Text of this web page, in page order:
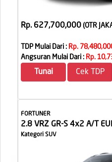
Rp. 627,700,000 (OTR
TDP Mulai Dari : Rp.
Angsuran Mulai Dari : Rp.
Tunai Cek TDP
FORTUNER
2.8 VRZ GR-S 4x2 A/T
Kategori SUV